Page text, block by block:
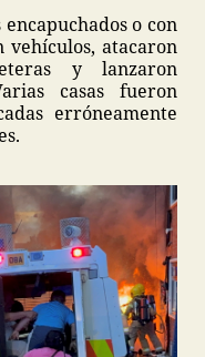
o con
atacaron
y lanzaron
casas fueron
erróneamente